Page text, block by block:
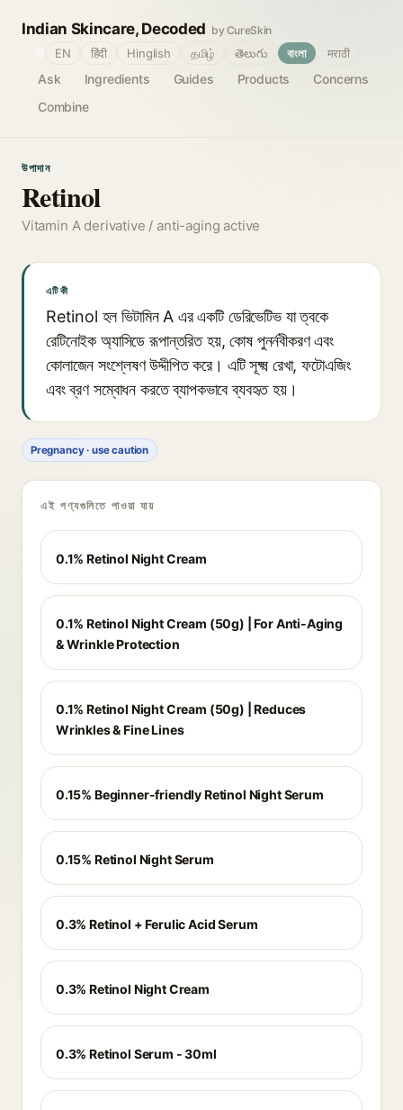
Indian Skincare, Decoded by CureSkin
Ask Ingredients Guides Products
Concerns
Combine
EN हिंदी Hinglish தமிழ் తెలుగు বাংলা मराठी
উপাদান
Retinol
Vitamin A derivative / anti-aging active
এটি কী
Retinol হল ভিটামিন A এর একটি ডেরিভেটিভ যা ত্বকে
রেটিনোইক অ্যাসিডে রূপান্তরিত হয়, কোষ পুনর্নবীকরণ এবং
কোলাজেন সংশ্লেষণ উদ্দীপিত করে। এটি সূক্ষ্ম রেখা, ফটোএজিং
এবং ব্রণ সম্বোধন করতে ব্যাপকভাবে ব্যবহৃত হয়।
Pregnancy · use caution
এই পণ্যগুলিতে পাওয়া যায়
0.1% Retinol Night Cream
0.1% Retinol Night Cream (50g) | For Anti-Aging
& Wrinkle Protection
0.1% Retinol Night Cream (50g) | Reduces
Wrinkles & Fine Lines
0.15% Beginner-friendly Retinol Night Serum
0.15% Retinol Night Serum
0.3% Retinol + Ferulic Acid Serum
0.3% Retinol Night Cream
0.3% Retinol Serum - 30ml